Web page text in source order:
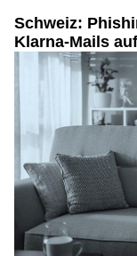
Schweiz:
Klarna-Mails